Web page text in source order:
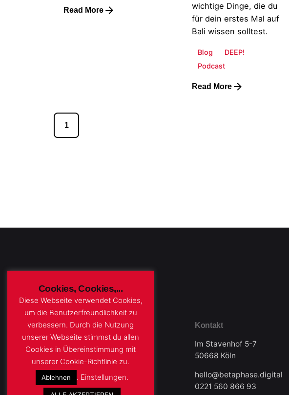
Read More
wichtige Dinge, die du
für dein erstes Mal auf
Bali wissen solltest.
Blog
DEEP!
Podcast
Read More
1
Kontakt
Im Stavenhof 5-7
50668 Köln
hello@betaphase.digital
0221 560 866 93
Cookies, Cookies,...
Diese Webseite verwendet Cookies,
um die Benutzerfreundlichkeit zu
verbessern. Durch die Nutzung
unserer Webseite stimmst du allen
Cookies in Übereinstimmung mit
unserer Cookie-Richtlinie zu.
Ablehnen . Einstellungen.